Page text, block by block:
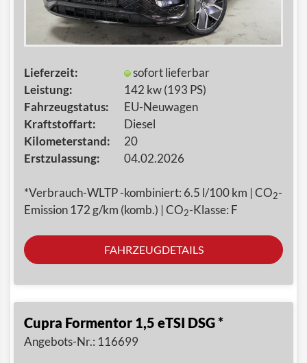
Lieferzeit:
Leistung:
Fahrzeugstatus:
Kraftstoffart:
Kilometerstand:
Erstzulassung:
sofort lieferbar
142 kw (193 PS)
EU-Neuwagen
Diesel
20
04.02.2026
*Verbrauch-WLTP -kombiniert: 6.5 l/100 km | CO2-
Emission 172 g/km (komb.) | CO2-Klasse: F
FAHRZEUGDETAILS
Cupra Formentor 1,5 eTSI DSG *
Angebots-Nr.: 116699